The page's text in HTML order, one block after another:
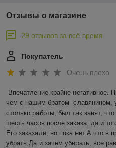
Отзывы о магазине
29 отзывов за всё время
Покупатель
Очень плохо
Впечатление крайне негативное.
чем с нашим братом -славянином,
столько работы, был так занят,
шесть часов после заказа, да и то
Его заказали, но пока нет.А что в
убрать.Да и зачем убирать, все